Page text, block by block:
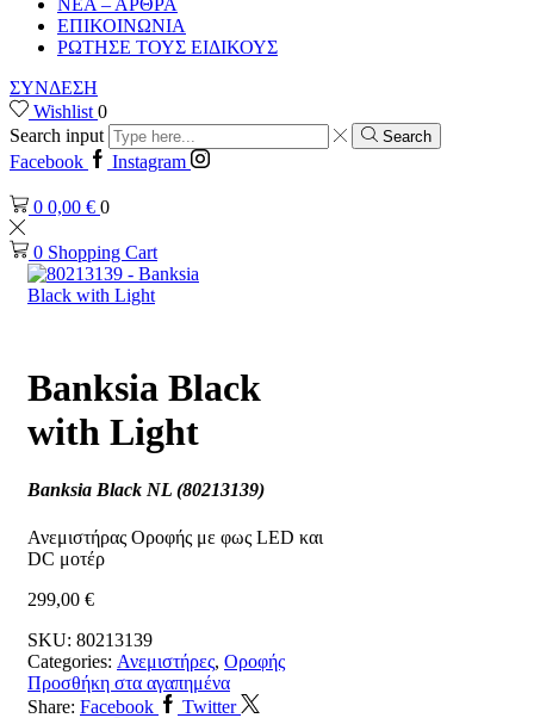
ΕΠΙΚΟΙΝΩΝΙΑ
ΡΩΤΗΣΕ ΤΟΥΣ ΕΙΔΙΚΟΥΣ
ΣΥΝΔΕΣΗ
Wishlist 0
Search input
Search
Facebook Instagram
0 0,00 € 0
0 Shopping Cart
Banksia Black
with Light
Banksia Black NL (80213139)
Ανεμιστήρας Οροφής με φως LED και
DC μοτέρ
299,00 €
SKU: 80213139
Categories: Ανεμιστήρες, Οροφής
Προσθήκη στα αγαπημένα
Share: Facebook
Twitter